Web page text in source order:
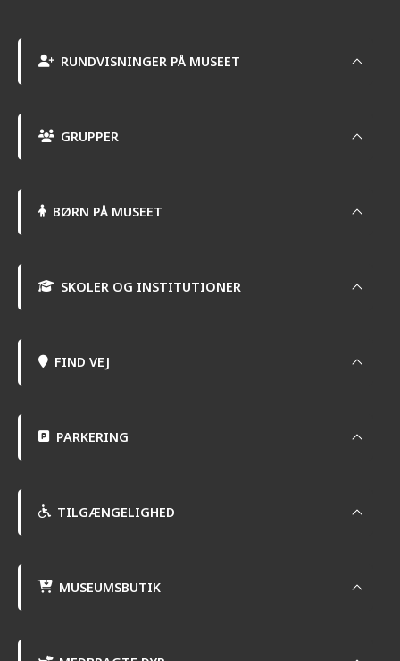
RUNDVISNINGER PÅ MUSEET
GRUPPER
BØRN PÅ MUSEET
SKOLER OG INSTITUTIONER
FIND VEJ
PARKERING
TILGÆNGELIGHED
MUSEUMSBUTIK